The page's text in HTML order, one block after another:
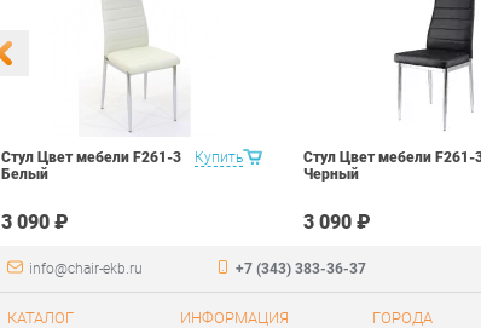
Купить
Стул Цвет мебели F261-3
Белый
3 090 ₽
Стул Цвет мебели F261-
Черный
3 090 ₽
info@chair-ekb.ru +7 (343) 383-36-37
КАТАЛОГ ИНФОРМАЦИЯ ГОРОДА